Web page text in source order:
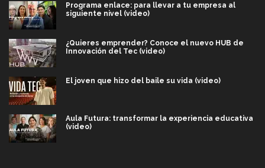
Programa enlace: para llevar a tu empresa al
siguiente nivel (video)
¿Quieres emprender? Conoce el nuevo HUB de
Innovación del Tec (video)
El joven que hizo del baile su vida (video)
Aula Futura: transformar la experiencia educativa
(video)